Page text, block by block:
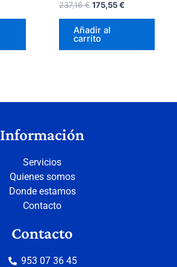
237,16€ 175,55€
Añadir al
carrito
Información
Servicios
Quienes somos
Donde estamos
Contacto
Contacto
953 07 36 45